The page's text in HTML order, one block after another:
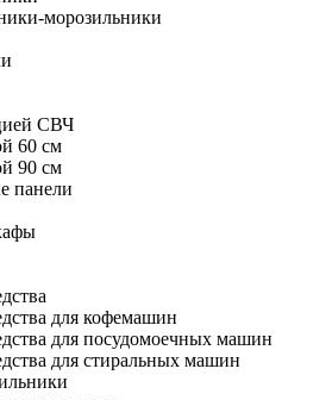
морозильники
СВЧ
60 см
90 см
панели
для кофемашин
для посудомоечных машин
для стиральных машин